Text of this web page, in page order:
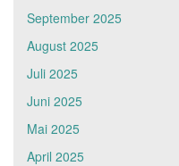
September 2025
August 2025
Juli 2025
Juni 2025
Mai 2025
April 2025